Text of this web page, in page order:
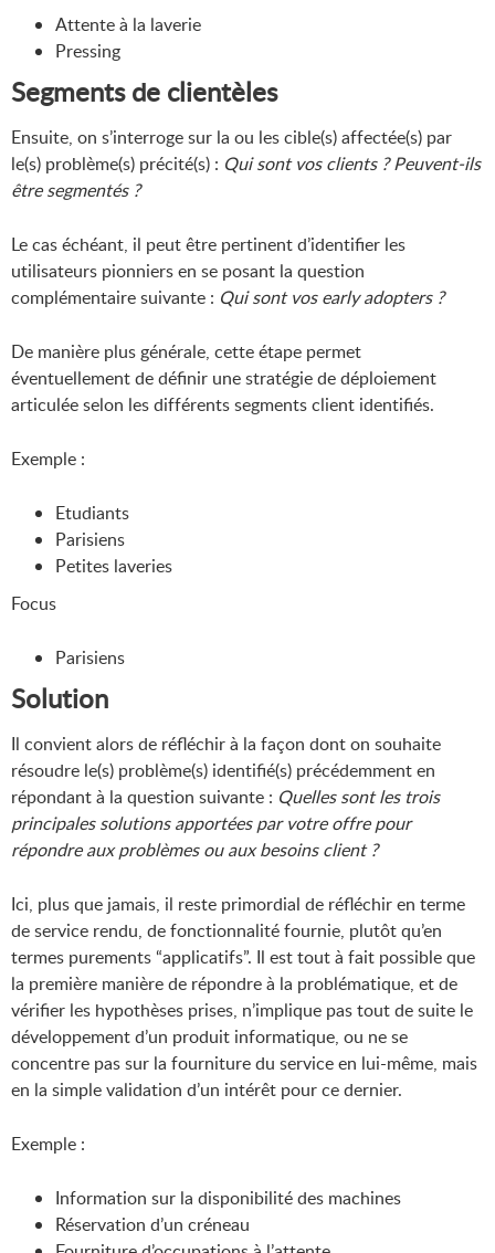
Attente à la laverie
Pressing
Segments de clientèles
Ensuite, on s’interroge sur la ou les cible(s) affectée(s) par
le(s) problème(s) précité(s) : Qui sont vos clients ? Peuvent-ils
être segmentés ?
Le cas échéant, il peut être pertinent d’identifier les
utilisateurs pionniers en se posant la question
complémentaire suivante : Qui sont vos early adopters ?
De manière plus générale, cette étape permet
éventuellement de définir une stratégie de déploiement
articulée selon les différents segments client identifiés.
Exemple :
Etudiants
Parisiens
Petites laveries
Focus
Parisiens
Solution
Il convient alors de réfléchir à la façon dont on souhaite
résoudre le(s) problème(s) identifié(s) précédemment en
répondant à la question suivante : Quelles sont les trois
principales solutions apportées par votre offre pour
répondre aux problèmes ou aux besoins client ?
Ici, plus que jamais, il reste primordial de réfléchir en terme
de service rendu, de fonctionnalité fournie, plutôt qu’en
termes purements “applicatifs”. Il est tout à fait possible que
la première manière de répondre à la problématique, et de
vérifier les hypothèses prises, n’implique pas tout de suite le
développement d’un produit informatique, ou ne se
concentre pas sur la fourniture du service en lui-même, mais
en la simple validation d’un intérêt pour ce dernier.
Exemple :
Information sur la disponibilité des machines
Réservation d’un créneau